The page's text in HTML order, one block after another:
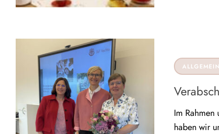
ALLGEMEIN
Im
haben wir